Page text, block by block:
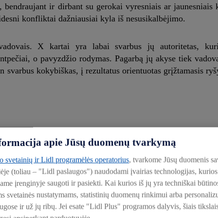
ir dirbant su gerokai vyresniais ar jaunesniais
konfliktai dažniausiai kyla iš nesusikalbėjimo.
X kartai yra labai svarbus jų autoritetas,
o pavyzdžio rodymas. Pagarbą jų akyse tiek
kokybiškas, į rezultatus orientuotas grįžtamasis
verslo psichologė akcentuoja, kad nors
užsiprogramuoja automatinis konfliktas. Pasak jos, to
kitokia politinė, kultūrinė situacija ar auklėjimas, todėl
bandydami išgirsti ir suprasti, kodėl komandos
gali padėti pažvelgti iš šono į save, atitinkamai
apie Jūsų duomenų tvarkymą
svetainių ir Lidl programėlės operatorius, tvarkome Jūsų duomenis
(toliau – "Lidl paslaugos") naudodami įvairias technologijas,
įrenginyje saugoti ir pasiekti. Kai kurios iš jų yra techniškai
svetainės nustatymams, statistinių duomenų rinkimui arba
ir už jų ribų. Jei esate "Lidl Plus" programos dalyvis, šiais